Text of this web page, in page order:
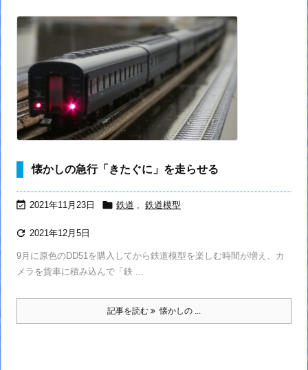
懐かしの急行「きたぐに」を走らせる
 2021年11月23日  鉄道 , 鉄道模型
 2021年12月5日
9月に原色のDD51を購入してから鉄道模型を楽しむ時間が増え、カ
メラを貨車に積み込んで「鉄 ...
記事を読む 懐かしの ...